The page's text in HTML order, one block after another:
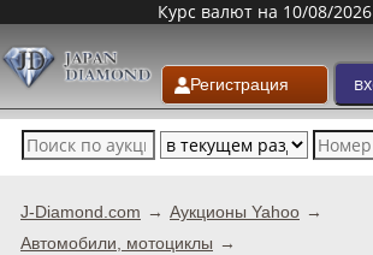
Курс валют на 10/08/2026
Регистрация
J-Diamond.com
Аукционы Yahoo
Автомобили, мотоциклы